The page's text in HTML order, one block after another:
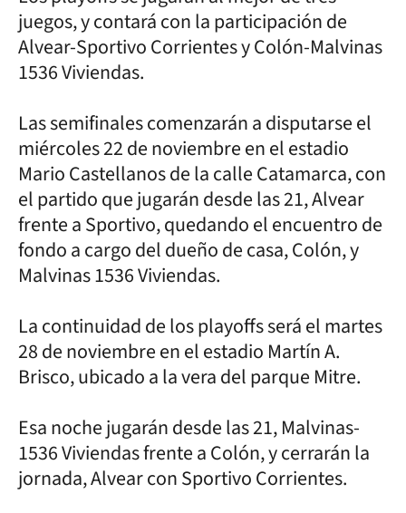
juegos, y contará con la participación de
Alvear-Sportivo Corrientes y Colón-Malvinas
1536 Viviendas.
Las semifinales comenzarán a disputarse el
miércoles 22 de noviembre en el estadio
Mario Castellanos de la calle Catamarca, con
el partido que jugarán desde las 21, Alvear
frente a Sportivo, quedando el encuentro de
fondo a cargo del dueño de casa, Colón, y
Malvinas 1536 Viviendas.
La continuidad de los playoffs será el martes
28 de noviembre en el estadio Martín A.
Brisco, ubicado a la vera del parque Mitre.
Esa noche jugarán desde las 21, Malvinas-
1536 Viviendas frente a Colón, y cerrarán la
jornada, Alvear con Sportivo Corrientes.